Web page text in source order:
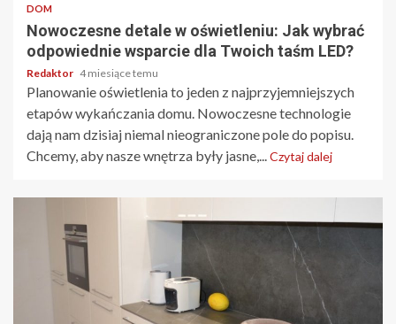
DOM
Nowoczesne detale w oświetleniu: Jak wybrać
odpowiednie wsparcie dla Twoich taśm LED?
Redaktor 4 miesiące temu
Planowanie oświetlenia to jeden z najprzyjemniejszych
etapów wykańczania domu. Nowoczesne technologie
dają nam dzisiaj niemal nieograniczone pole do popisu.
Chcemy, aby nasze wnętrza były jasne,...Czytaj dalej